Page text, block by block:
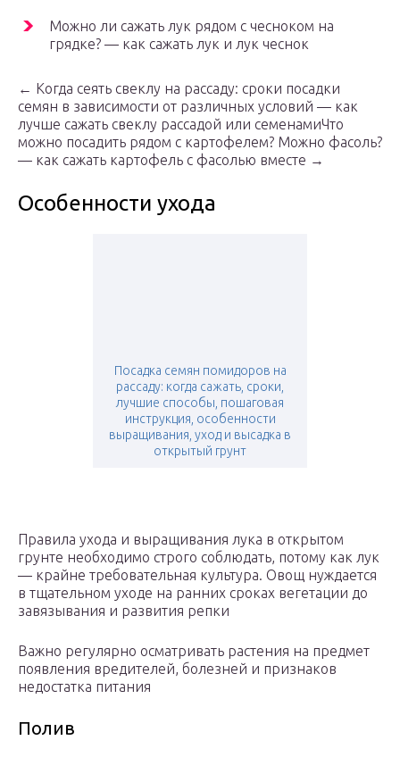
Можно ли сажать лук рядом с чесноком на
грядке? — как сажать лук и лук чеснок
← Когда сеять свеклу на рассаду: сроки посадки
семян в зависимости от различных условий — как
лучше сажать свеклу рассадой или семенамиЧто
можно посадить рядом с картофелем? Можно фасоль?
— как сажать картофель с фасолью вместе →
Особенности ухода
Посадка семян помидоров на
рассаду: когда сажать, сроки,
лучшие способы, пошаговая
инструкция, особенности
выращивания, уход и высадка в
открытый грунт
Правила ухода и выращивания лука в открытом
грунте необходимо строго соблюдать, потому как лук
— крайне требовательная культура. Овощ нуждается
в тщательном уходе на ранних сроках вегетации до
завязывания и развития репки
Важно регулярно осматривать растения на предмет
появления вредителей, болезней и признаков
недостатка питания
Полив